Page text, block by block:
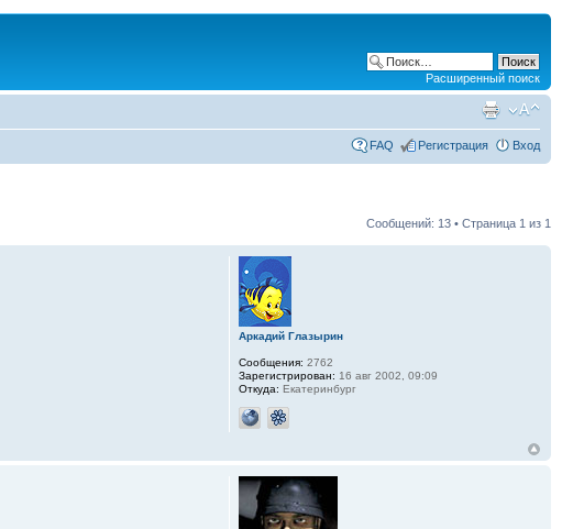
Расширенный поиск
FAQ Регистрация Вход
Сообщений: 13 • Страница 1 из 1
Аркадий Глазырин
Сообщения: 2762
Зарегистрирован: 16 авг 2002, 09:09
Откуда: Екатеринбург